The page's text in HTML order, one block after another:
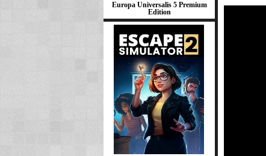
Europa Universalis 5 Premium
Edition